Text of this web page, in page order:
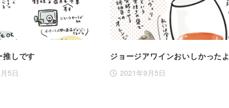
推しです
5日
ジョージアワインおいしかったよ
2021年9月5日